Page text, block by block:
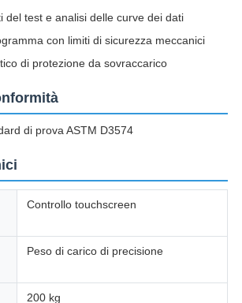
del test e analisi delle curve dei dati
con limiti di sicurezza meccanici
di protezione da sovraccarico
di prova ASTM D3574
Controllo touchscreen
Peso di carico di precisione
200 kg